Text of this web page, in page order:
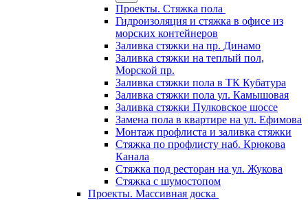
Проекты. Стяжка пола
Гидроизоляция и стяжка в офисе из
морских контейнеров
Заливка стяжки на пр. Динамо
Заливка стяжки на теплый пол,
Морской пр.
Заливка стяжки пола в ТК Кубатура
Заливка стяжки пола ул. Камышовая
Заливка стяжки Пулковское шоссе
Замена пола в квартире на ул. Ефимова
Монтаж профлиста и заливка стяжки
Стяжка по профлисту наб. Крюкова
Канала
Стяжка под ресторан на ул. Жукова
Стяжка с шумостопом
Проекты. Массивная доска